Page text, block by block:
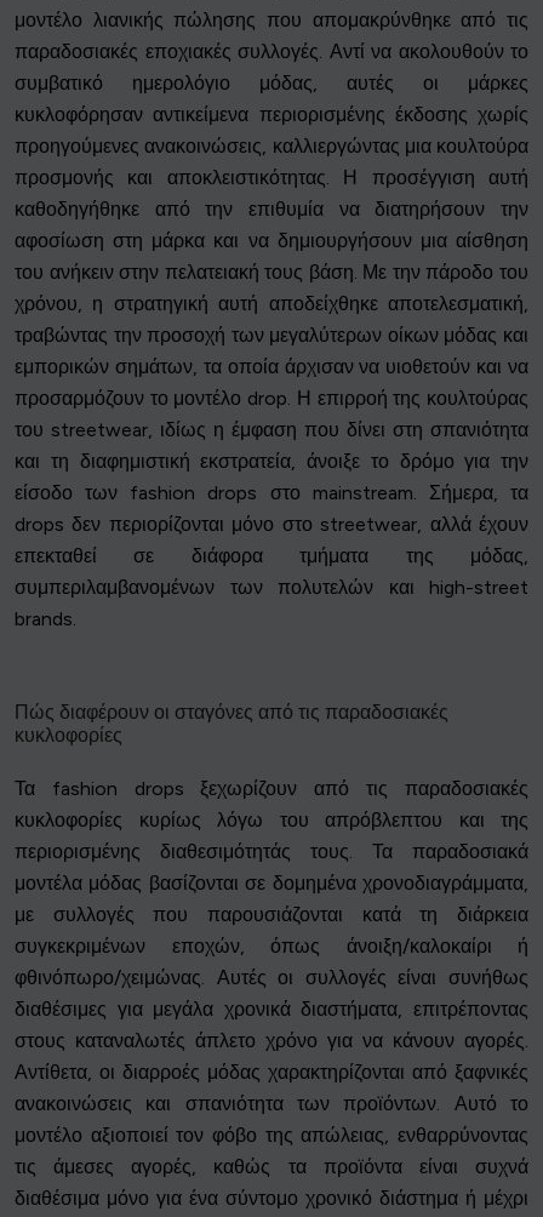
μοντέλο λιανικής πώλησης που απομακρύνθηκε από τις
παραδοσιακές εποχιακές συλλογές. Αντί να ακολουθούν το
συμβατικό ημερολόγιο μόδας, αυτές οι μάρκες
κυκλοφόρησαν αντικείμενα περιορισμένης έκδοσης χωρίς
προηγούμενες ανακοινώσεις, καλλιεργώντας μια κουλτούρα
προσμονής και αποκλειστικότητας. Η προσέγγιση αυτή
καθοδηγήθηκε από την επιθυμία να διατηρήσουν την
αφοσίωση στη μάρκα και να δημιουργήσουν μια αίσθηση
του ανήκειν στην πελατειακή τους βάση. Με την πάροδο του
χρόνου, η στρατηγική αυτή αποδείχθηκε αποτελεσματική,
τραβώντας την προσοχή των μεγαλύτερων οίκων μόδας και
εμπορικών σημάτων, τα οποία άρχισαν να υιοθετούν και να
προσαρμόζουν το μοντέλο drop. Η επιρροή της κουλτούρας
του streetwear, ιδίως η έμφαση που δίνει στη σπανιότητα
και τη διαφημιστική εκστρατεία, άνοιξε το δρόμο για την
είσοδο των fashion drops στο mainstream. Σήμερα, τα
drops δεν περιορίζονται μόνο στο streetwear, αλλά έχουν
επεκταθεί σε διάφορα τμήματα της μόδας,
συμπεριλαμβανομένων των πολυτελών και high-street
brands.
Πώς διαφέρουν οι σταγόνες από τις παραδοσιακές
κυκλοφορίες
Τα fashion drops ξεχωρίζουν από τις παραδοσιακές
κυκλοφορίες κυρίως λόγω του απρόβλεπτου και της
περιορισμένης διαθεσιμότητάς τους. Τα παραδοσιακά
μοντέλα μόδας βασίζονται σε δομημένα χρονοδιαγράμματα,
με συλλογές που παρουσιάζονται κατά τη διάρκεια
συγκεκριμένων εποχών, όπως άνοιξη/καλοκαίρι ή
φθινόπωρο/χειμώνας. Αυτές οι συλλογές είναι συνήθως
διαθέσιμες για μεγάλα χρονικά διαστήματα, επιτρέποντας
στους καταναλωτές άπλετο χρόνο για να κάνουν αγορές.
Αντίθετα, οι διαρροές μόδας χαρακτηρίζονται από ξαφνικές
ανακοινώσεις και σπανιότητα των προϊόντων. Αυτό το
μοντέλο αξιοποιεί τον φόβο της απώλειας, ενθαρρύνοντας
τις άμεσες αγορές, καθώς τα προϊόντα είναι συχνά
διαθέσιμα μόνο για ένα σύντομο χρονικό διάστημα ή μέχρι